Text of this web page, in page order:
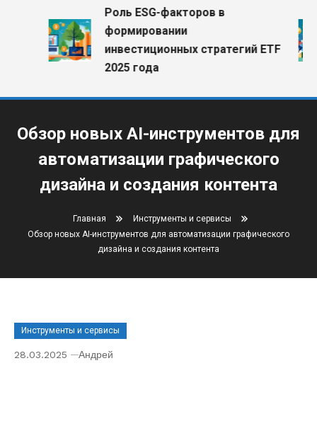
Роль ESG-факторов в
формировании
инвестиционных стратегий ETF
2025 года
Обзор новых AI-инструментов для
автоматизации графического
дизайна и создания контента
Главная
Инструменты и сервисы
Обзор новых AI-инструментов для автоматизации графического
дизайна и создания контента
Инструменты и сервисы
28.03.2025 Андрей